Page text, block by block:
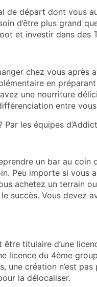
de départ dont vous
d’être plus grand
et investir dans des
chez vous après
en
une nourriture
entre
les équipes
un bar au coin
Peu importe si vous
achetez un terrain
succès. Vous devez
titulaire d’une
licence du 4ème
une création n’est
la délocaliser.